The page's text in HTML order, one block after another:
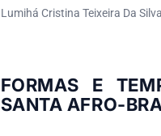
Lumihá Cristina Teixeira Da
FORMAS E
SANTA AFRO-